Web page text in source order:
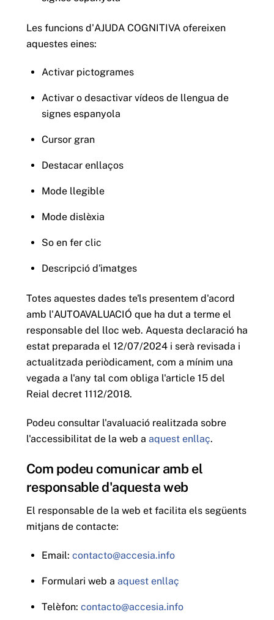
Les funcions d'AJUDA COGNITIVA ofereixen
aquestes eines:
Activar pictogrames
Activar o desactivar vídeos de llengua de
signes espanyola
Cursor gran
Destacar enllaços
Mode llegible
Mode dislèxia
So en fer clic
Descripció d'imatges
Totes aquestes dades te'ls presentem d'acord
amb l'AUTOAVALUACIÓ que ha dut a terme el
responsable del lloc web. Aquesta declaració ha
estat preparada el 12/07/2024 i serà revisada i
actualitzada periòdicament, com a mínim una
vegada a l'any tal com obliga l'article 15 del
Reial decret 1112/2018.
Podeu consultar l'avaluació realitzada sobre
l'accessibilitat de la web a aquest enllaç.
Com podeu comunicar amb el
responsable d'aquesta web
El responsable de la web et facilita els següents
mitjans de contacte:
Email:contacto@accesia.info
Formulari web aaquest enllaç
Telèfon:contacto@accesia.info